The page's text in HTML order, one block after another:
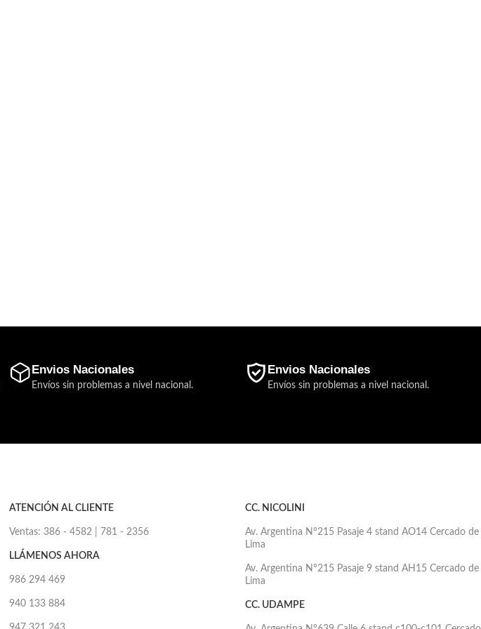
Envios Nacionales
Envíos sin problemas a nivel nacional.
Envios Nacionales
Envíos sin problemas a nivel nacional.
ATENCIÓN AL CLIENTE
Ventas: 386 - 4582 | 781 - 2356
LLÁMENOS AHORA
986 294 469
940 133 884
CC. NICOLINI
Av. Argentina N°215 Pasaje 4 stand AO14 Cercado de
Lima
Av. Argentina N°215 Pasaje 9 stand AH15 Cercado de
Lima
CC. UDAMPE